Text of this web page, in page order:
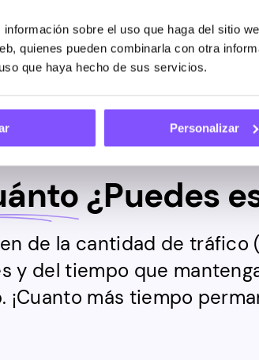
sobre el uso que haga del sitio
quienes pueden combinarla con otra
que haya hecho de sus servicios.
Personalizar
¿Puedes
de la cantidad de
y del tiempo que
¡Cuanto más tiempo